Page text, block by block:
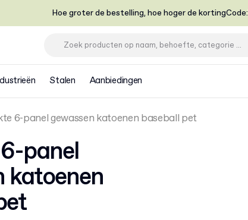
Hoe groter de bestelling, hoe hoger de kortingCode:
Stalen Aanbiedingen
6-panel gewassen katoenen baseball pet
panel
katoenen